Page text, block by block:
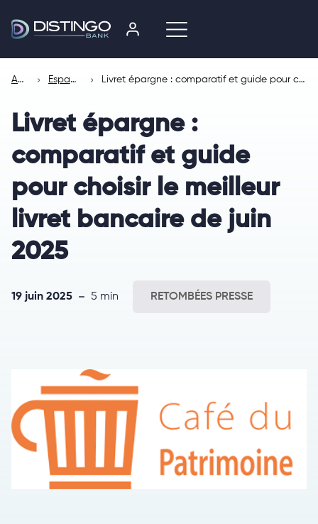
Accueil Espace presse Livret épargne : comparatif et guide pour choisir le meilleur livret bancaire de juin 2025
Livret épargne :
comparatif et guide
pour choisir le meilleur
livret bancaire de juin
2025
19 juin 2025 5 min RETOMBÉES PRESSE